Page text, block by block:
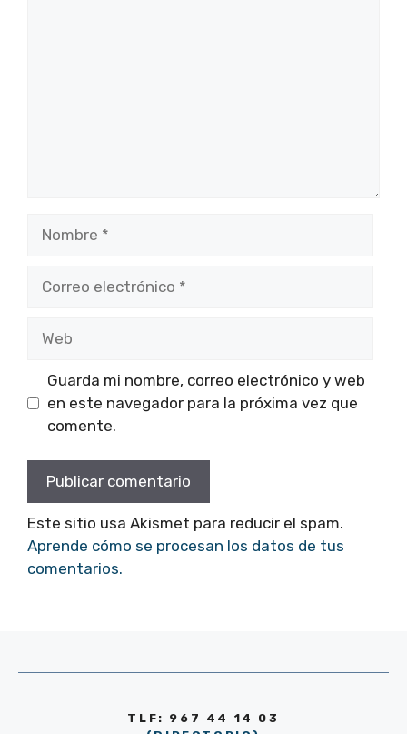
electrónico
Guarda mi nombre, correo electrónico y web
en este navegador para la próxima vez que
comente.
Este sitio usa Akismet para reducir el spam.
Aprende cómo se procesan los datos de tus
comentarios.
TLF: 967 44 14 03